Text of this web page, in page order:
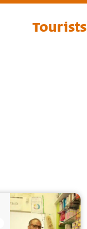
Tourists